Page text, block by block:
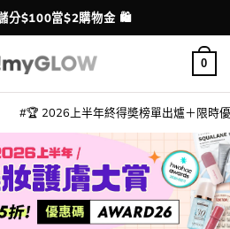
配送港澳
八達通、PAYME、信用卡付款
0
🏆 2026上半年終得奬榜單出爐＋限時